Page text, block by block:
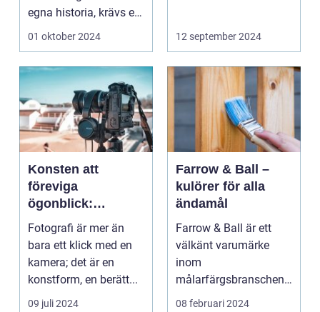
egna historia, krävs en
riktig ko...
01 oktober 2024 12 september 2024
Konsten att
föreviga
ögonblick:
Fotografens värld
Fotografi är mer än
bara ett klick med en
kamera; det är en
konstform, en berätt...
09 juli 2024
Farrow & Ball –
kulörer för alla
ändamål
Farrow & Ball är ett
välkänt varumärke
inom
målarfärgsbranschen
s...
08 februari 2024